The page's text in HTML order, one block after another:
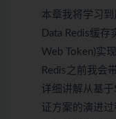
本章我将学习
Data Redis缓
Web Token)实
Redis之前我会
详细讲解从基
证方案的演进